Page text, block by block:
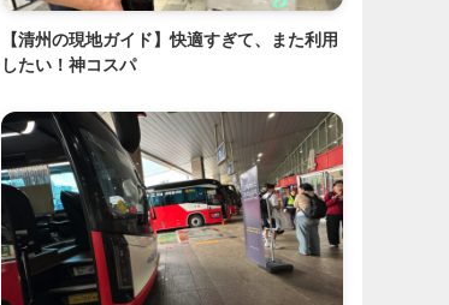
【清州の現地ガイド】快適すぎて、また利用
したい！神コスパ